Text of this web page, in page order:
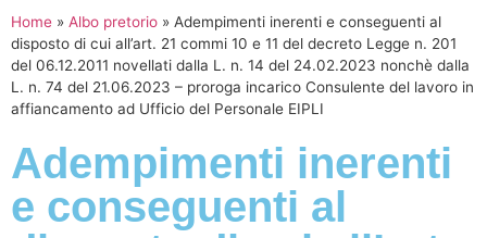
Home » Albo pretorio » Adempimenti inerenti e conseguenti al
disposto di cui all’art. 21 commi 10 e 11 del decreto Legge n. 201
del 06.12.2011 novellati dalla L. n. 14 del 24.02.2023 nonchè dalla
L. n. 74 del 21.06.2023 – proroga incarico Consulente del lavoro in
affiancamento ad Ufficio del Personale EIPLI
Adempimenti inerenti
e conseguenti al